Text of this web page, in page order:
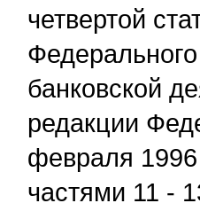
четвертой
банковской
редакции
февраля
частями 11 -